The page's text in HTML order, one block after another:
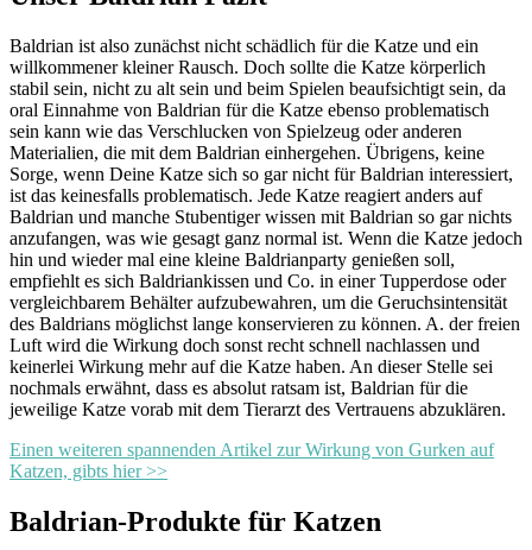
Baldrian ist also zunächst nicht schädlich für die Katze und ein
willkommener kleiner Rausch. Doch sollte die Katze körperlich
stabil sein, nicht zu alt sein und beim Spielen beaufsichtigt sein, da
oral Einnahme von Baldrian für die Katze ebenso problematisch
sein kann wie das Verschlucken von Spielzeug oder anderen
Materialien, die mit dem Baldrian einhergehen. Übrigens, keine
Sorge, wenn Deine Katze sich so gar nicht für Baldrian interessiert,
ist das keinesfalls problematisch. Jede Katze reagiert anders auf
Baldrian und manche Stubentiger wissen mit Baldrian so gar nichts
anzufangen, was wie gesagt ganz normal ist. Wenn die Katze jedoch
hin und wieder mal eine kleine Baldrianparty genießen soll,
empfiehlt es sich Baldriankissen und Co. in einer Tupperdose oder
vergleichbarem Behälter aufzubewahren, um die Geruchsintensität
des Baldrians möglichst lange konservieren zu können. A. der freien
Luft wird die Wirkung doch sonst recht schnell nachlassen und
keinerlei Wirkung mehr auf die Katze haben. An dieser Stelle sei
nochmals erwähnt, dass es absolut ratsam ist, Baldrian für die
jeweilige Katze vorab mit dem Tierarzt des Vertrauens abzuklären.
Einen weiteren spannenden Artikel zur Wirkung von Gurken auf
Katzen, gibts hier >>
Baldrian-Produkte für Katzen